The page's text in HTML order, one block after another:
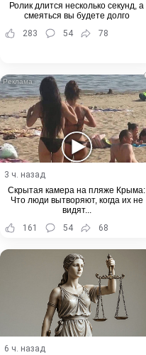
Ролик длится несколько секунд, а
смеяться вы будете долго
283
54 78
3 ч. назад
Скрытая камера на пляже Крыма:
Что люди вытворяют, когда их не
видят...
161
54 68
6 ч. назад